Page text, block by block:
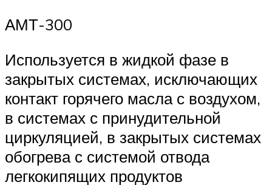
АМТ-300
Используется в жидкой фазе в
закрытых системах, исключающих
контакт горячего масла с воздухом,
в системах с принудительной
циркуляцией, в закрытых системах
обогрева с системой отвода
легкокипящих продуктов